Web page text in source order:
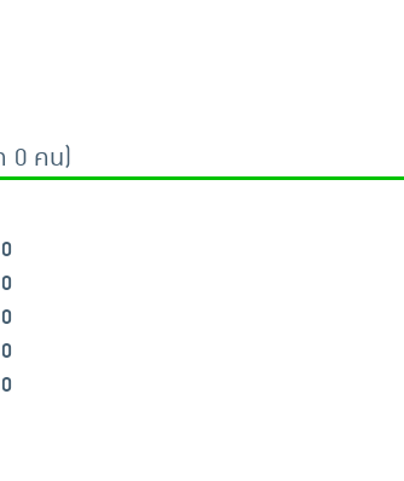
0 คน)
0
0
0
0
0